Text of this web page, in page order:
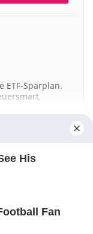
Sparplan.
His
Fan